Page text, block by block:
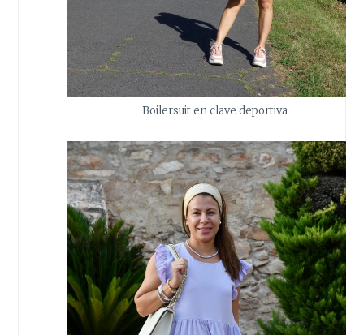
Boilersuit en clave deportiva